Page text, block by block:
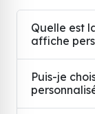
Quelle est
affiche
Puis-je